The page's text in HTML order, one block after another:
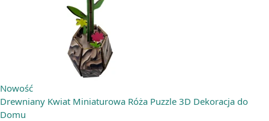
Nowość
Drewniany Kwiat Miniaturowa Róża Puzzle 3D Dekoracja do
Domu